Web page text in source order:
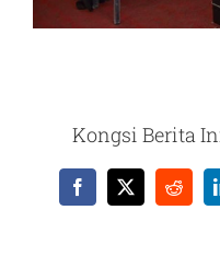
Kongsi Berita
Facebook
X Reddit